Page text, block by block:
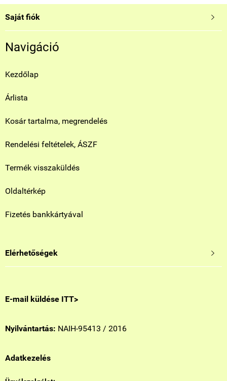
Saját fiók 
Navigáció
Kezdőlap
Árlista
Kosár tartalma, megrendelés
Rendelési feltételek, ÁSZF
Termék visszaküldés
Oldaltérkép
Fizetés bankkártyával
Elérhetőségek 
E-mail küldése ITT>
Nyilvántartás: NAIH-95413 / 2016
Adatkezelés